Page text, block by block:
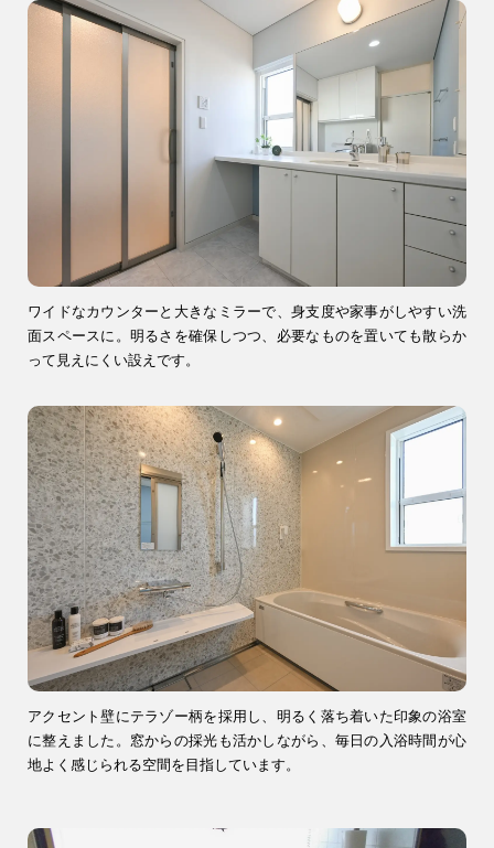
ワイドなカウンターと大きなミラーで、身支度や家事がしやすい洗
面スペースに。明るさを確保しつつ、必要なものを置いても散らか
って見えにくい設えです。
アクセント壁にテラゾー柄を採用し、明るく落ち着いた印象の浴室
に整えました。窓からの採光も活かしながら、毎日の入浴時間が心
地よく感じられる空間を目指しています。
ブログ・コラム スタッフ紹介
リフォーム・
リノベーション